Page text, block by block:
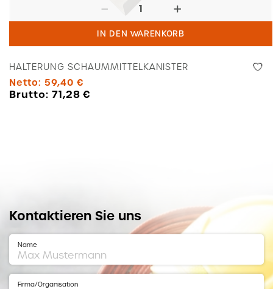
Schaummittelkanister
IN DEN WARENKORB
HALTERUNG SCHAUMMITTELKANISTER
Netto: 59,40 €
Brutto: 71,28€
Kontaktieren Sie uns
Name
Firma/Organisation